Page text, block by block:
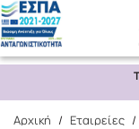
Αρχική / Εταιρείες /